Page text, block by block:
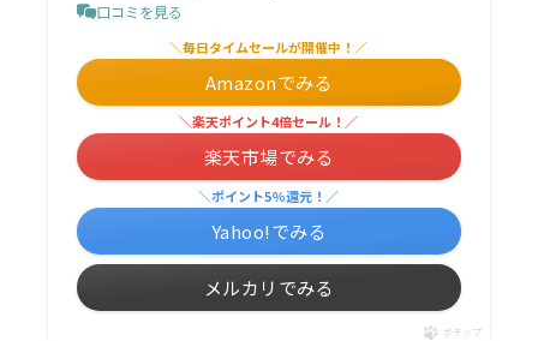
口コミを見る
＼毎日タイムセールが開催中！／
Amazonでみる
＼楽天ポイント4倍セール！／
楽天市場でみる
＼ポイント5%還元！／
Yahoo!でみる
メルカリでみる
ポチップ